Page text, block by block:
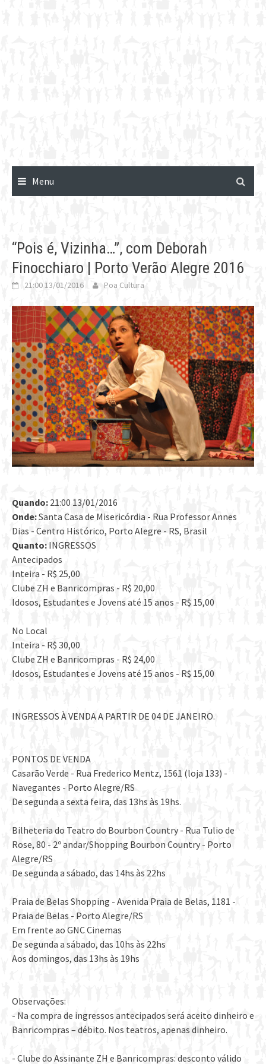
Menu
“Pois é, Vizinha…”, com Deborah
Finocchiaro | Porto Verão Alegre 2016
21:00 13/01/2016 Poa Cultura
Quando: 21:00 13/01/2016
Onde:Santa Casa de Misericórdia - Rua Professor Annes
Dias - Centro Histórico, Porto Alegre - RS, Brasil
Quanto: INGRESSOS
Antecipados
Inteira - R$ 25,00
Clube ZH e Banricompras - R$ 20,00
Idosos, Estudantes e Jovens até 15 anos - R$ 15,00
No Local
Inteira - R$ 30,00
Clube ZH e Banricompras - R$ 24,00
Idosos, Estudantes e Jovens até 15 anos - R$ 15,00
INGRESSOS À VENDA A PARTIR DE 04 DE JANEIRO.
PONTOS DE VENDA
Casarão Verde - Rua Frederico Mentz, 1561 (loja 133) -
Navegantes - Porto Alegre/RS
De segunda a sexta feira, das 13hs às 19hs.
Bilheteria do Teatro do Bourbon Country - Rua Tulio de
Rose, 80 - 2º andar/Shopping Bourbon Country - Porto
Alegre/RS
De segunda a sábado, das 14hs às 22hs
Praia de Belas Shopping - Avenida Praia de Belas, 1181 -
Praia de Belas - Porto Alegre/RS
Em frente ao GNC Cinemas
De segunda a sábado, das 10hs às 22hs
Aos domingos, das 13hs às 19hs
Observações:
- Na compra de ingressos antecipados será aceito dinheiro e
Banricompras – débito. Nos teatros, apenas dinheiro.
- Clube do Assinante ZH e Banricompras: desconto válido